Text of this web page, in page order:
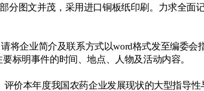
分图文并茂，采用进口铜板纸印刷。力求全面
将企业简介及联系方式以word格式发至编委会
标明事件的时间、地点、人物及活动内容。
价本年度我国农药企业发展现状的大型指导